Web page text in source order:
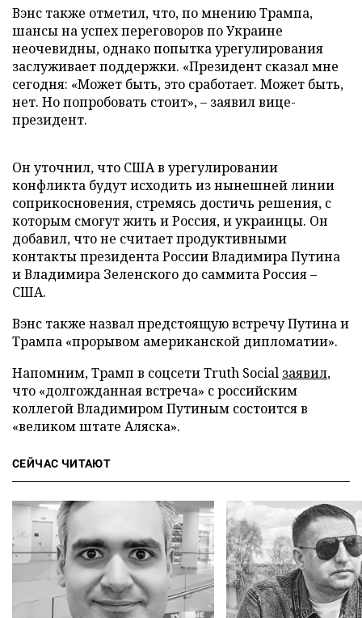
Вэнс также отметил, что, по мнению Трампа,
шансы на успех переговоров по Украине
неочевидны, однако попытка урегулирования
заслуживает поддержки. «Президент сказал мне
сегодня: «Может быть, это сработает. Может быть,
нет. Но попробовать стоит», – заявил вице-
президент.
Он уточнил, что США в урегулировании
конфликта будут исходить из нынешней линии
соприкосновения, стремясь достичь решения, с
которым смогут жить и Россия, и украинцы. Он
добавил, что не считает продуктивными
контакты президента России Владимира Путина
и Владимира Зеленского до саммита Россия –
США.
Вэнс также назвал предстоящую встречу Путина и
Трампа «прорывом американской дипломатии».
Напомним, Трамп в соцсети Truth Social заявил,
что «долгожданная встреча» с российским
коллегой Владимиром Путиным состоится в
«великом штате Аляска».
СЕЙЧАС ЧИТАЮТ